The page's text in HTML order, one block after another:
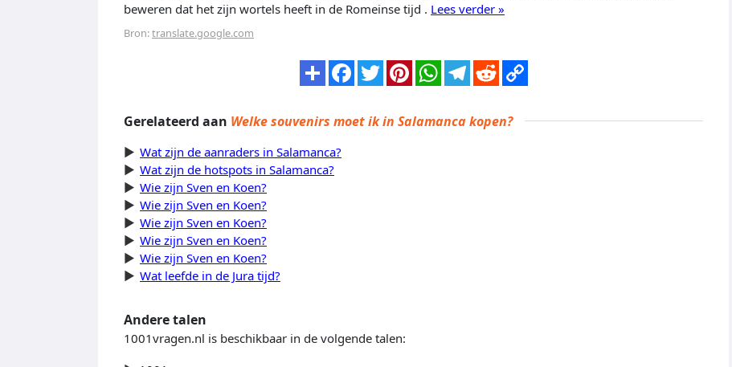
beweren dat het zijn wortels heeft in de Romeinse tijd . Lees verder »
Bron:translate.google.com
Gerelateerd aan Welke souvenirs moet ik in Salamanca kopen?
Wat zijn de aanraders in Salamanca?
Wat zijn de hotspots in Salamanca?
Wie zijn Sven en Koen?
Wie zijn Sven en Koen?
Wie zijn Sven en Koen?
Wie zijn Sven en Koen?
Wie zijn Sven en Koen?
Wat leefde in de Jura tijd?
Andere talen
1001vragen.nl is beschikbaar in de volgende talen: